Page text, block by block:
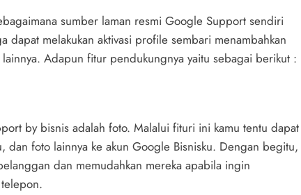
sumber laman resmi Google Support sendiri
melakukan aktivasi profile sembari menambahkan
Adapun fitur pendukungnya yaitu sebagai berikut :
by bisnis adalah foto. Malalui fituri ini kamu tentu dapat
foto lainnya ke akun Google Bisnisku. Dengan begitu,
dan memudahkan mereka apabila ingin